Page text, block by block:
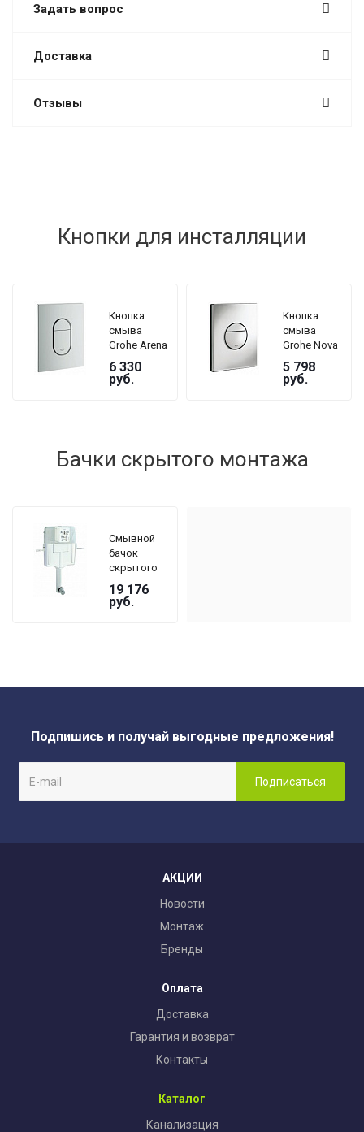
Задать вопрос
Доставка
Отзывы
Кнопки для инсталляции
Кнопка
смыва
Grohe Arena
Cosmopolitan
38844P00
хром
6 330
руб.
Кнопка
смыва
Grohe Nova
Cosmopolitan
38765000
хром
5 798
руб.
Бачки скрытого монтажа
Смывной
бачок
скрытого
монтажа
Grohe GD2
38661000
19 176
руб.
Подпишись и получай выгодные предложения!
АКЦИИ
Новости
Монтаж
Бренды
Оплата
Доставка
Гарантия и возврат
Контакты
Каталог
Канализация